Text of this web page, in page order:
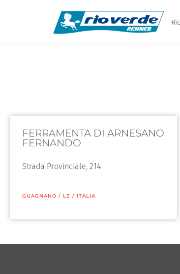
FERRAMENTA DI ARNESANO
FERNANDO
Strada Provinciale, 214
GUAGNANO / LE / ITALIA